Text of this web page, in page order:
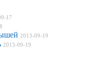
17
2013-09-19
2013-09-19